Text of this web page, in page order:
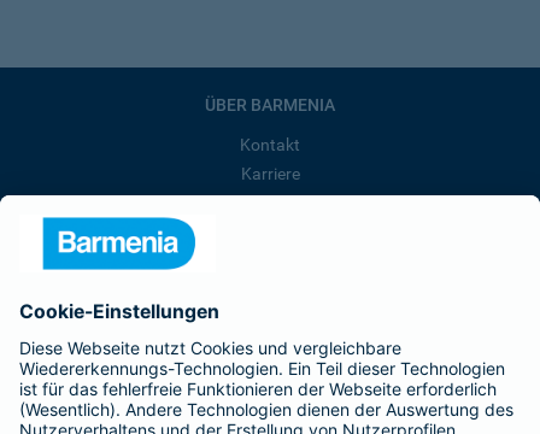
ÜBER BARMENIA
Kontakt
Karriere
Barmenia ist Teil der BarmeniaGothaer
BELIEBTE SEITEN
Kranken-Zusatzversicherung